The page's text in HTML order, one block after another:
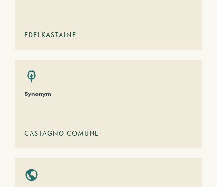
EDELKASTAINE
Synonym
CASTAGNO COMUNE